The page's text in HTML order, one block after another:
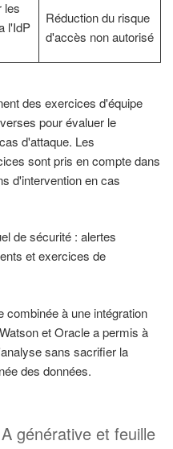
les
l'IdP
Réduction du risque
d'accès non autorisé
des exercices d'équipe
pour évaluer le
d'attaque. Les
sont pris en compte dans
d'intervention en cas
de sécurité : alertes
et exercices de
combinée à une intégration
et Oracle a permis à
sans sacrifier la
des données.
générative et feuille